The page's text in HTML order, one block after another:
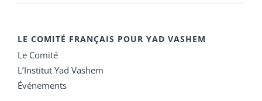
LE COMITÉ FRANÇAIS POUR YAD VASHEM
Le Comité
L’Institut Yad Vashem
Événements